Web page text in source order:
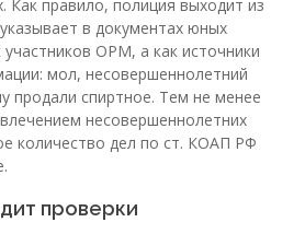
Как правило, полиция выходит из
в документах юных
ОРМ, а как источники
мол, несовершеннолетний
продали спиртное. Тем не менее
несовершеннолетних
количество дел по ст. КОАП РФ
проверки